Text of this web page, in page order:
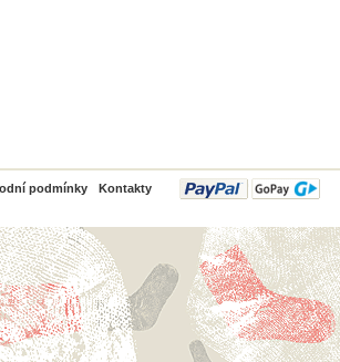
podmínky Kontakty